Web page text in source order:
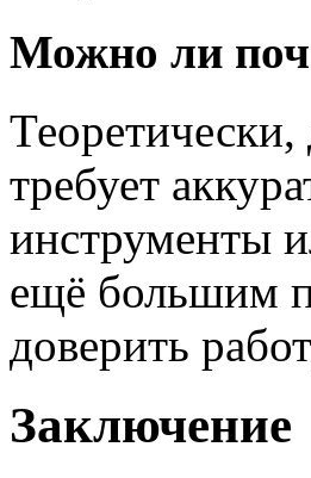
Можно ли
требует
инструменты
ещё большим
доверить
Заключение